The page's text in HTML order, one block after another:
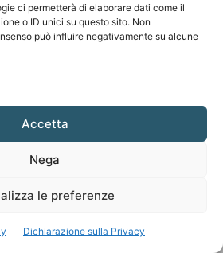
ci permetterà di elaborare dati come il
o ID unici su questo sito. Non
può influire negativamente su alcune
Accetta
Nega
le preferenze
Dichiarazione sulla Privacy
coelumastro@coelum.com